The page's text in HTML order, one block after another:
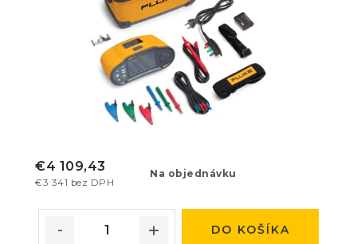
Na objednávku
€3 341 bez DPH
€4 109,43
DO KOŠÍKA